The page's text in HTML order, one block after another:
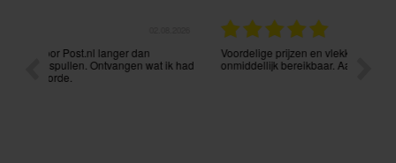
31.07.2026
Voordelige prijzen en vlekkeloze levering. Ook via mail
onmiddellijk bereikbaar. Aanrader !